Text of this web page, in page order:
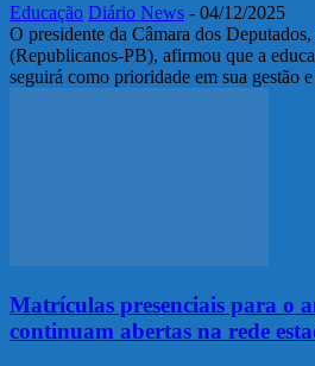
Educação Diário News - 04/12/2025
O presidente da Câmara dos
(Republicanos-PB), afirmou que a
seguirá como prioridade em sua gestão
Matrículas presenciais para o
continuam abertas na rede